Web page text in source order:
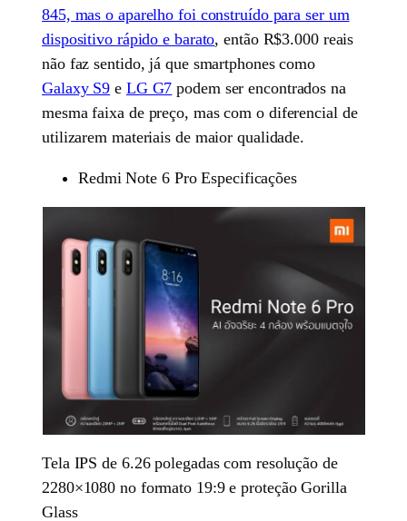
845, mas o aparelho foi construído para ser um
dispositivo rápido e barato, então R$3.000 reais
não faz sentido, já que smartphones como
Galaxy S9 e LG G7 podem ser encontrados na
mesma faixa de preço, mas com o diferencial de
utilizarem materiais de maior qualidade.
Redmi Note 6 Pro Especificações
Tela IPS de 6.26 polegadas com resolução de
2280×1080 no formato 19:9 e proteção Gorilla
Glass